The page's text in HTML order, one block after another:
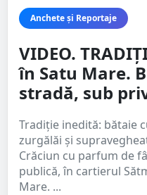
Anchete și Reportaje
VIDEO.
în Satu Mare.
stradă, sub
Tradiție inedită: bătaie
zurgălăi și
Crăciun cu parfum de
publică, în cartierul
Mare. ...